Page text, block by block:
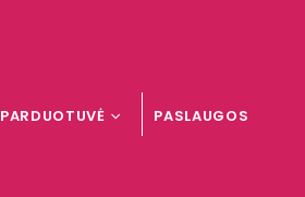
PARDUOTUVĖ PASLAUGOS